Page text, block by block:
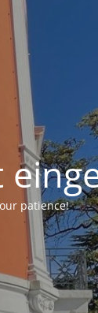
patience!